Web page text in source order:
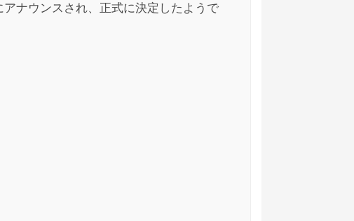
からお金を受け取れていません。これは騙された
ナウンスされ、正式に決定したようで